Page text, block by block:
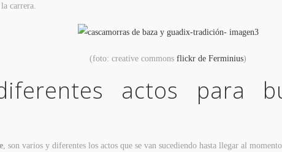
carrera.
(foto: creative commons flickr de Ferminius)
actos para
, son varios y diferentes los actos que se van sucediendo hasta llegar al